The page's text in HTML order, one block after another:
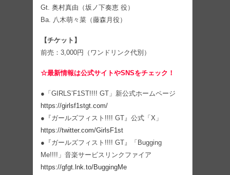
Gt. 奥村真由（坂ノ下奏恵 役）
Ba. 八木萌々菜（藤森月役）
【チケット】
前売：3,000円（ワンドリンク代別）
☆最新情報は公式サイトやSNSをチェック！
●「GIRLS’F1ST!!!! GT」新公式ホームページ
https://girlsf1stgt.com/
●『ガールズフィスト!!!! GT』公式「X」
https://twitter.com/GirlsF1st
●『ガールズフィスト!!!! GT』「Bugging
Me!!!!」音楽サービスリンクファイア
https://gfgt.lnk.to/BuggingMe